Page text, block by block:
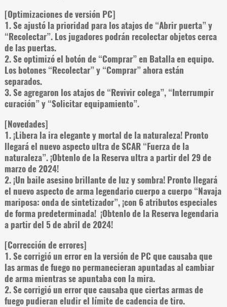
[Optimizaciones de versión PC]
1. Se ajustó la prioridad para los atajos de “Abrir puerta” y
“Recolectar”. Los jugadores podrán recolectar objetos cerca
de las puertas.
2. Se optimizó el botón de “Comprar” en Batalla en equipo.
Los botones “Recolectar” y “Comprar” ahora están
separados.
3. Se agregaron los atajos de “Revivir colega”, “Interrumpir
curación” y “Solicitar equipamiento”.
[Novedades]
1. ¡Libera la ira elegante y mortal de la naturaleza! Pronto
llegará el nuevo aspecto ultra de SCAR “Fuerza de la
naturaleza”. ¡Obtenlo de la Reserva ultra a partir del 29 de
marzo de 2024!
2. ¡Un baile asesino brillante de luz y sombra! Pronto llegará
el nuevo aspecto de arma legendario cuerpo a cuerpo “Navaja
mariposa: onda de sintetizador”, ¡con 6 atributos especiales
de forma predeterminada! ¡Obtenlo de la Reserva legendaria
a partir del 5 de abril de 2024!
[Corrección de errores]
1. Se corrigió un error en la versión de PC que causaba que
las armas de fuego no permanecieran apuntadas al cambiar
de arma mientras se apuntaba con la mira.
2. Se corrigió un error que causaba que ciertas armas de
fuego pudieran eludir el límite de cadencia de tiro.